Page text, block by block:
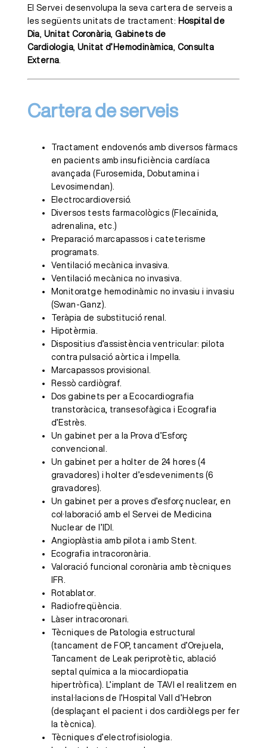
El Servei desenvolupa la seva cartera de serveis a
les següents unitats de tractament: Hospital de
Dia Unitat Coronària ,Gabinets de
Cardiologia Unitat d’Hemodinàmica Consulta
Externa
Cartera de serveis
Tractament endovenós amb diversos fàrmacs
en pacients amb insuficiència cardíaca
avançada (Furosemida, Dobutamina i
Levosimendan).
Electrocardioversió.
Diversos tests farmacològics (Flecaïnida,
adrenalina, etc.)
Preparació marcapassos i cateterisme
programats.
Ventilació mecànica invasiva.
Ventilació mecànica no invasiva.
Monitoratge hemodinàmic no invasiu i invasiu
(Swan-Ganz).
Teràpia de substitució renal.
Hipotèrmia.
Dispositius d’assistència ventricular: pilota
contra pulsació aòrtica i Impella.
Marcapassos provisional.
Ressò cardiògraf.
Dos gabinets per a Ecocardiografia
transtoràcica, transesofàgica i Ecografia
d’Estrès.
Un gabinet per a la Prova d’Esforç
convencional.
Un gabinet per a holter de 24 hores (4
gravadores) i holter d’esdeveniments (6
gravadores).
Un gabinet per a proves d’esforç nuclear, en
col·laboració amb el Servei de Medicina
Nuclear de l’IDI.
Angioplàstia amb pilota i amb Stent.
Ecografia intracoronària.
Valoració funcional coronària amb tècniques
IFR.
Rotablator.
Radiofreqüència.
Làser intracoronari.
Tècniques de Patologia estructural
(tancament de FOP, tancament d’Orejuela,
Tancament de Leak periprotètic, ablació
septal química a la miocardiopatia
hipertròfica). L’implant de TAVI el realitzem en
instal·lacions de l’Hospital Vall d’Hebron
(desplaçant el pacient i dos cardiòlegs per fer
la tècnica).
Tècniques d’electrofisiologia.